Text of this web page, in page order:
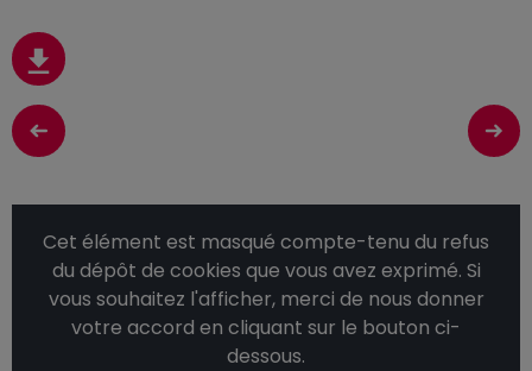
Cet élément est masqué compte-tenu du refus
du dépôt de cookies que vous avez exprimé. Si
vous souhaitez l'afficher, merci de nous donner
votre accord en cliquant sur le bouton ci-
dessous.